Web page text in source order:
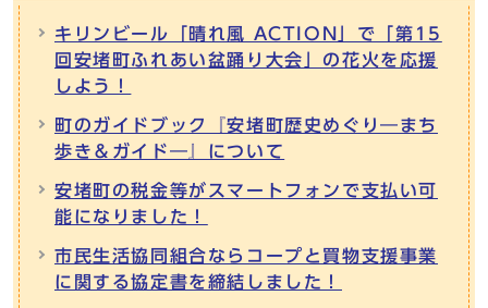
キリンビール「晴れ風 ACTION」で「第15
回安堵町ふれあい盆踊り大会」の花火を応援
しよう！
町のガイドブック『安堵町歴史めぐり―まち
歩き＆ガイド―』について
安堵町の税金等がスマートフォンで支払い可
能になりました！
市民生活協同組合ならコープと買物支援事業
に関する協定書を締結しました！